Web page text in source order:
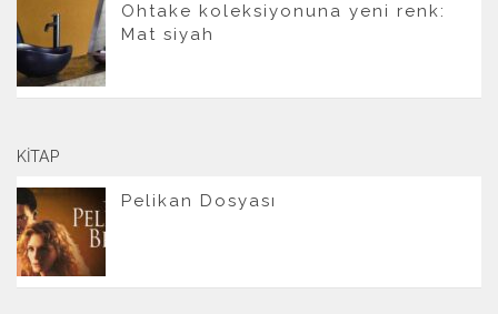
Ohtake koleksiyonuna yeni renk:
Mat siyah
KITAP
Pelikan Dosyası